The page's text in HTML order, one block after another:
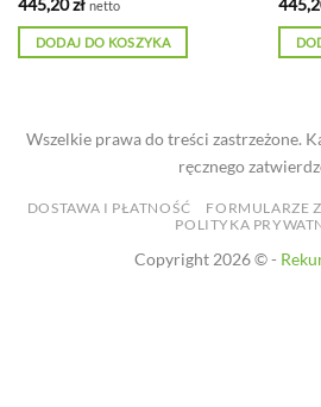
445,20zł netto
DODAJ DO KOSZYKA
Wszelkie prawa do treści zastrzeżone.
ręcznego
DOSTAWA I PŁATNOŚĆ FORMULARZE
POLITYKA
Copyright 2026 © -